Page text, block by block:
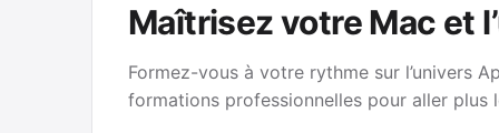
Maîtrisez votre Mac et
Formez-vous à votre rythme sur l’univers
formations professionnelles pour aller plus